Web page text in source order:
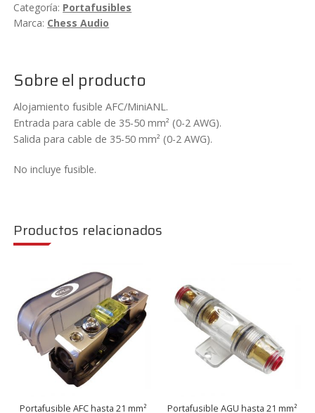
35-
50mm²
Manl1010
cantidad
Categoría: Portafusibles
Marca: Chess Audio
Sobre el producto
Alojamiento fusible AFC/MiniANL.
Entrada para cable de 35-50 mm² (0-2 AWG).
Salida para cable de 35-50 mm² (0-2 AWG).
No incluye fusible.
Productos relacionados
Portafusible AFC hasta 21 mm²
Portafusible AGU hasta 21 mm²